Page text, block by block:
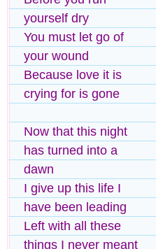
yourself dry
You must let go of
your wound
Because love it is
crying for is gone
Now that this night
has turned into a
dawn
I give up this life I
have been leading
Left with all these
things I never meant